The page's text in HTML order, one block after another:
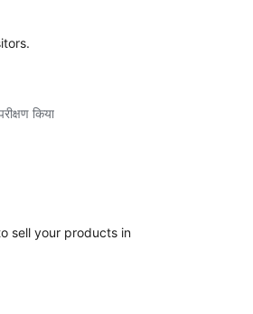
किया
sell your products in